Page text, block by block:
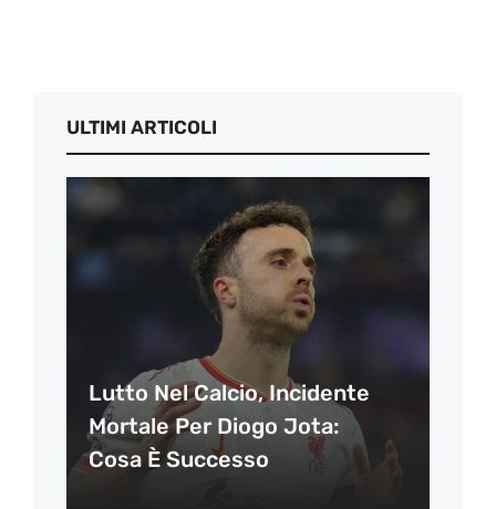
ULTIMI ARTICOLI
Lutto Nel Calcio, Incidente
Mortale Per Diogo Jota:
Cosa È Successo